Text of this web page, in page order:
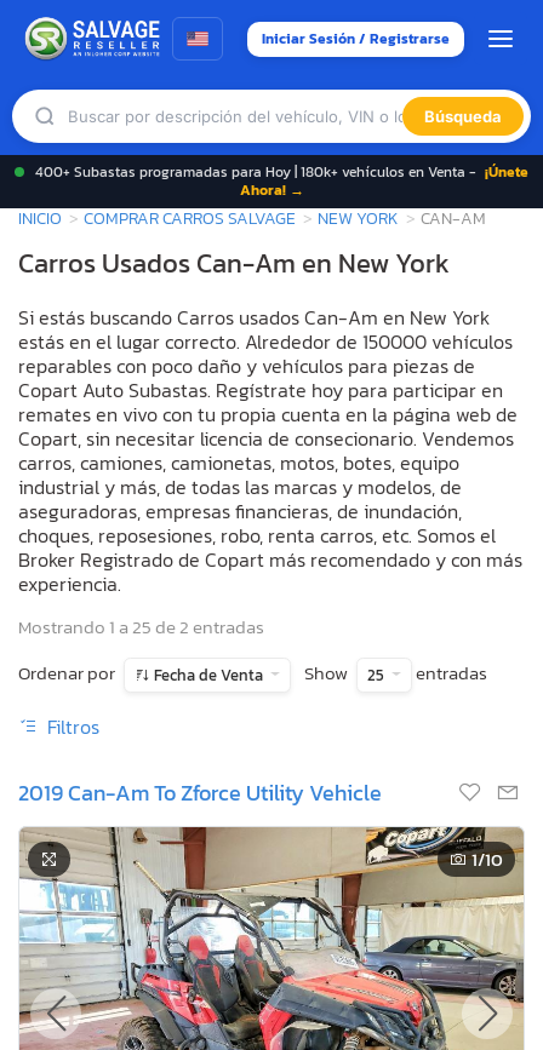
Iniciar Sesión / Registrarse
Búsqueda
400+ Subastas programadas para Hoy | 180k+ vehículos en Venta - ¡Únete
Ahora! →
INICIO COMPRAR CARROS SALVAGE NEW YORK CAN-AM
Carros Usados Can-Am en New York
Si estás buscando Carros usados Can-Am en New York
estás en el lugar correcto. Alrededor de 150000 vehículos
reparables con poco daño y vehículos para piezas de
Copart Auto Subastas. Regístrate hoy para participar en
remates en vivo con tu propia cuenta en la página web de
Copart, sin necesitar licencia de consecionario. Vendemos
carros, camiones, camionetas, motos, botes, equipo
industrial y más, de todas las marcas y modelos, de
aseguradoras, empresas financieras, de inundación,
choques, reposesiones, robo, renta carros, etc. Somos el
Broker Registrado de Copart más recomendado y con más
experiencia.
Mostrando 1 a 25 de 2 entradas
Ordenar por
Fecha de Venta Show 25 entradas
Filtros
2019 Can-Am To Zforce Utility Vehicle
1/10